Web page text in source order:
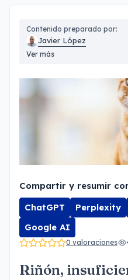
Contenido preparado por:
Javier López
Ver más
Compartir y resumir
ChatGPT
Perplexity
Google AI
0 valoraciones
Riñón,